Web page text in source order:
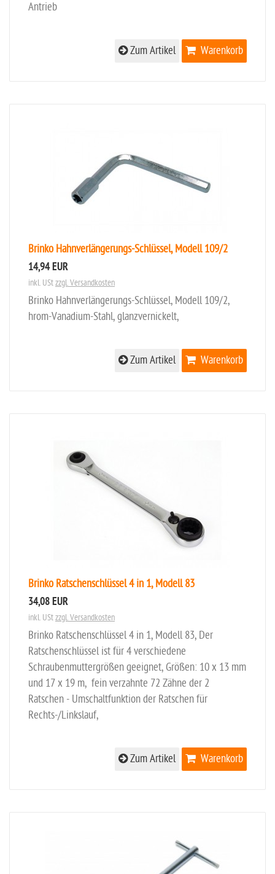
Antrieb
Warenkorb
Zum Artikel
Brinko Hahnverlängerungs-Schlüssel, Modell 109/2
14,94 EUR
inkl. UStzzgl. Versandkosten
Brinko Hahnverlängerungs-Schlüssel, Modell 109/2,
hrom-Vanadium-Stahl, glanzvernickelt,
Warenkorb
Zum Artikel
Brinko Ratschenschlüssel 4 in 1, Modell 83
34,08 EUR
inkl. UStzzgl. Versandkosten
Brinko Ratschenschlüssel 4 in 1, Modell 83, Der
Ratschenschlüssel ist für 4 verschiedene
Schraubenmuttergrößen geeignet, Größen: 10 x 13 mm
und 17 x 19 m, fein verzahnte 72 Zähne der 2
Ratschen - Umschaltfunktion der Ratschen für
Rechts-/Linkslauf,
Warenkorb
Zum Artikel